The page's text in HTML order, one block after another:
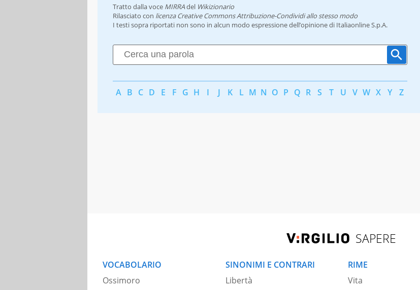
Tratto dalla voce MIRRAdel Wikizionario
Rilasciato con licenza Creative Commons Attribuzione-Condividi allo stesso modo
I testi sopra riportati non sono in alcun modo espressione dell’opinione di Italiaonline S.p.A.
A B C D E F G H I J K L M N O P Q R S T U V W X Y Z
SAPERE
VOCABOLARIO
Ossimoro
SINONIMI E CONTRARI
Libertà
RIME
Vita